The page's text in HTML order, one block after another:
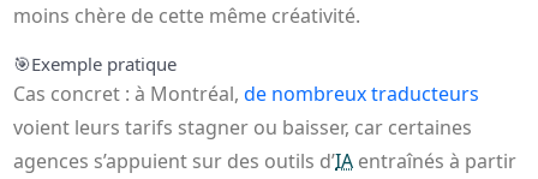
moins chère de cette même créativité.
🎯Exemple pratique
Cas concret : à Montréal,de nombreux traducteurs
voient leurs tarifs stagner ou baisser, car certaines
agences s’appuient sur des outils d’IA entraînés à partir